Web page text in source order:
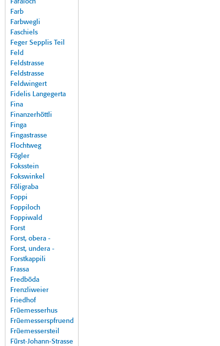
Faraloch
Farb
Farbwegli
Faschiels
Feger Sepplis Teil
Feld
Feldstrasse
Feldstrasse
Feldwingert
Fidelis Langegerta
Fina
Finanzerhöttli
Finga
Fingastrasse
Flochtweg
Fögler
Foksstein
Fokswinkel
Föligraba
Foppi
Foppiloch
Foppiwald
Forst
Forst, obera -
Forst, undera -
Forstkappili
Frassa
Fredböda
Frenzliweier
Friedhof
Früemesserhus
Früemesserspfruend
Früemessersteil
Fürst-Johann-Strasse